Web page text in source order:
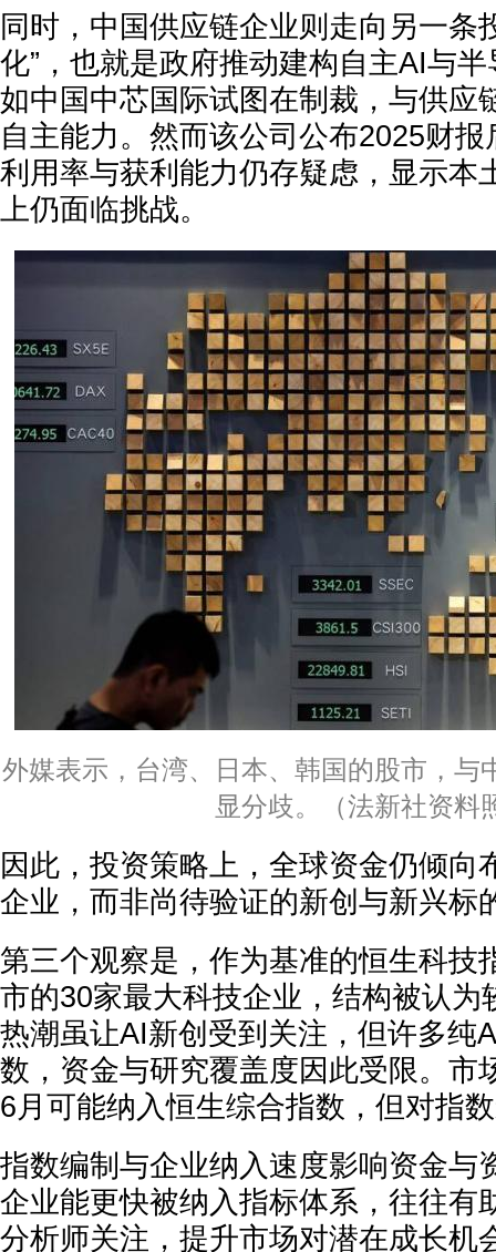
同时，中国供应链企业则走向另一条
化”，也就是政府推动建构自主AI与
如中国中芯国际试图在制裁，与供应
自主能力。然而该公司公布2025财
利用率与获利能力仍存疑虑，显示本
上仍面临挑战。
外媒表示，台湾、日本、韩国的股市，与
显分歧。（法新社资料
因此，投资策略上，全球资金仍倾向
企业，而非尚待验证的新创与新兴标
第三个观察是，作为基准的恒生科技
市的30家最大科技企业，结构被认为
热潮虽让AI新创受到关注，但许多纯
数，资金与研究覆盖度因此受限。市
6月可能纳入恒生综合指数，但对指
指数编制与企业纳入速度影响资金与
企业能更快被纳入指标体系，往往有
分析师关注，提升市场对潜在成长机